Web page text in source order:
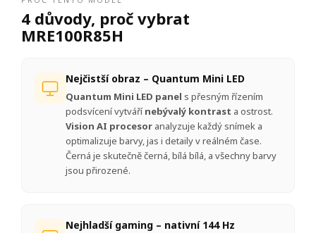
4 důvody, proč vybrat
MRE100R85H
Nejčistší obraz – Quantum Mini LED
Quantum Mini LED panel s přesným řízením
podsvícení vytváří nebývalý kontrast a ostrost.
Vision AI procesor analyzuje každý snímek a
optimalizuje barvy, jas i detaily v reálném čase.
Černá je skutečně černá, bílá bílá, a všechny barvy
jsou přirozené.
Nejhladší gaming – nativní 144 Hz